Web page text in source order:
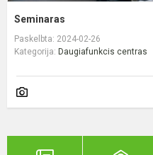
Seminaras
Paskelbta: 2024-02-26
Kategorija: Daugiafunkcis centras